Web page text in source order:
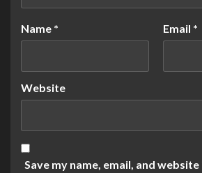
Name * Email *
Website
Save my name, email, and